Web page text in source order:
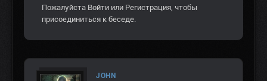
Пожалуйста Войти или Регистрация , чтобы
присоединиться к беседе.
JOHN